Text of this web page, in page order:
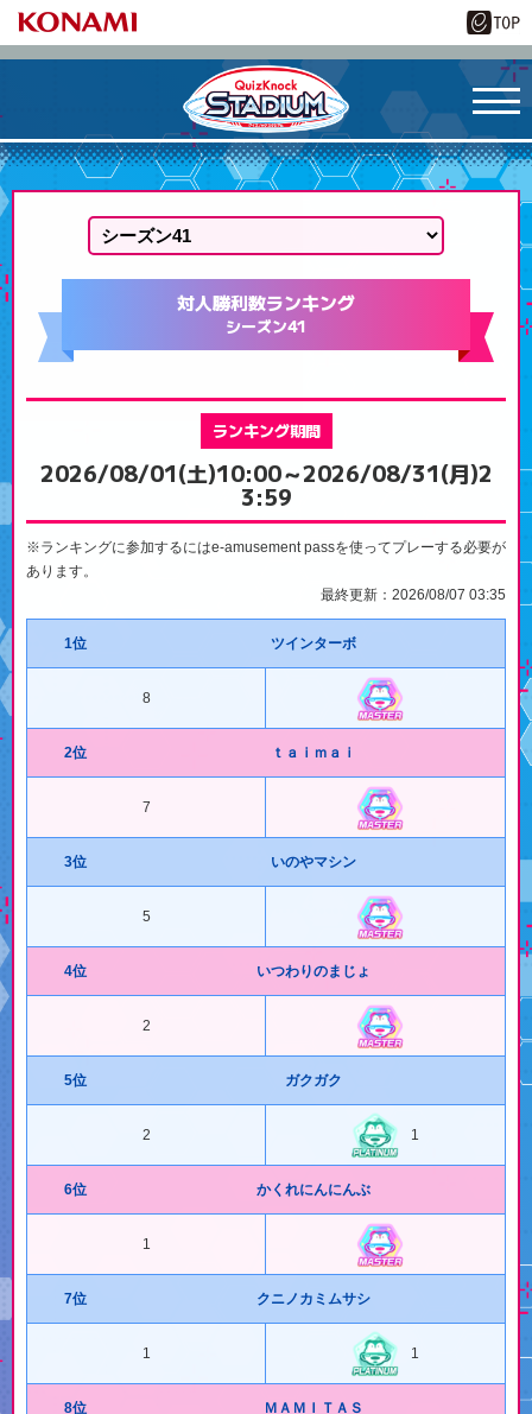
対人勝利数ランキング
シーズン41
ランキング期間
2026/08/01(土)10:00～2026/08/31(月)2
3:59
※ランキングに参加するにはe-amusement passを使ってプレーする必要が
あります。
最終更新：2026/08/07 03:35
1位 ツインターボ
8
2位 ｔａｉｍａｉ
7
3位 いのやマシン
5
4位 いつわりのまじょ
2
5位 ガクガク
2 1
6位 かくれにんにんぶ
1
7位 クニノカミムサシ
1 1
8位 ＭＡＭＩＴＡＳ